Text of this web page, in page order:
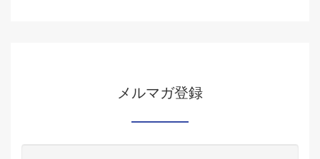
メルマガ登録